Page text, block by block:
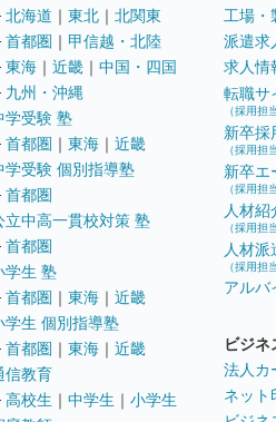
北海道 ｜ 東北 ｜ 北関東
首都圏 ｜ 甲信越・北陸
東海 ｜ 近畿 ｜ 中国・四国
九州・沖縄
学受験 塾
首都圏 ｜ 東海 ｜ 近畿
学受験 個別指導塾
首都圏
立中高一貫校対策 塾
首都圏
学生 塾
首都圏 ｜ 東海 ｜ 近畿
学生 個別指導塾
首都圏 ｜ 東海 ｜ 近畿
信教育
高校生 ｜ 中学生 ｜ 小学生
工場・
派遣求
求人情
転職サ
（採用担
新卒採
（採用担
新卒エ
（採用担
人材紹
（採用担
人材派
（採用担
アルバ
ビジネ
法人カ
ネット